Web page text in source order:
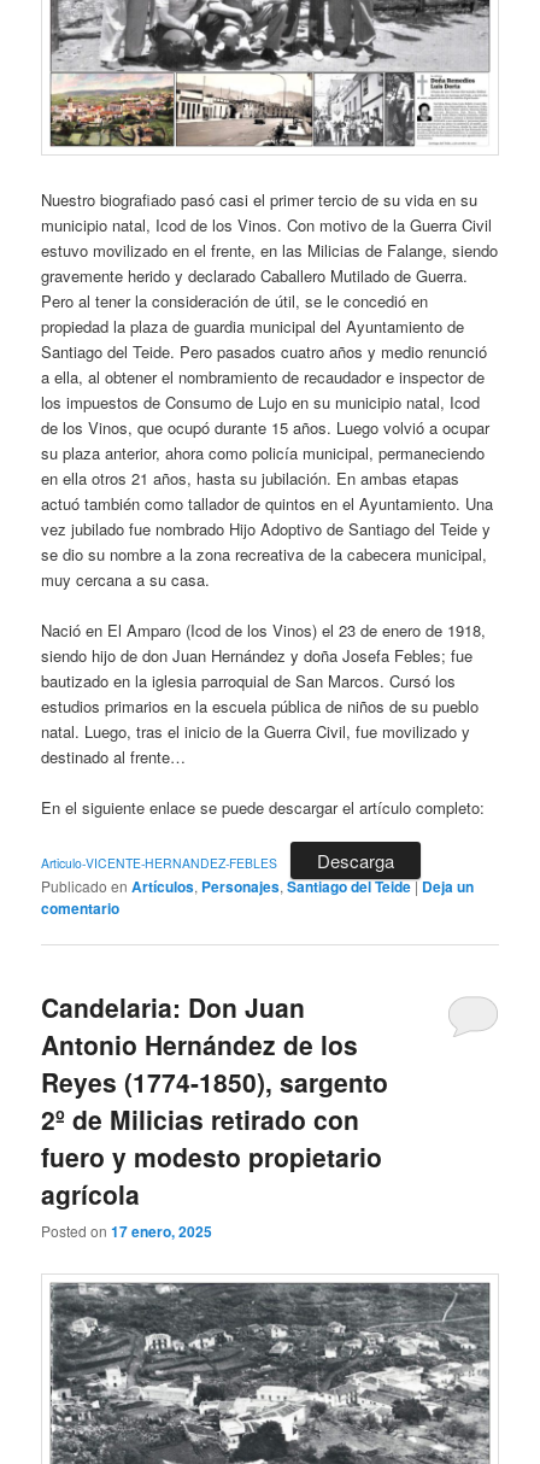
Nuestro biografiado pasó casi el primer tercio de su vida en su
municipio natal, Icod de los Vinos. Con motivo de la Guerra Civil
estuvo movilizado en el frente, en las Milicias de Falange, siendo
gravemente herido y declarado Caballero Mutilado de Guerra.
Pero al tener la consideración de útil, se le concedió en
propiedad la plaza de guardia municipal del Ayuntamiento de
Santiago del Teide. Pero pasados cuatro años y medio renunció
a ella, al obtener el nombramiento de recaudador e inspector de
los impuestos de Consumo de Lujo en su municipio natal, Icod
de los Vinos, que ocupó durante 15 años. Luego volvió a ocupar
su plaza anterior, ahora como policía municipal, permaneciendo
en ella otros 21 años, hasta su jubilación. En ambas etapas
actuó también como tallador de quintos en el Ayuntamiento. Una
vez jubilado fue nombrado Hijo Adoptivo de Santiago del Teide y
se dio su nombre a la zona recreativa de la cabecera municipal,
muy cercana a su casa.
Nació en El Amparo (Icod de los Vinos) el 23 de enero de 1918,
siendo hijo de don Juan Hernández y doña Josefa Febles; fue
bautizado en la iglesia parroquial de San Marcos. Cursó los
estudios primarios en la escuela pública de niños de su pueblo
natal. Luego, tras el inicio de la Guerra Civil, fue movilizado y
destinado al frente…
En el siguiente enlace se puede descargar el artículo completo:
Articulo-VICENTE-HERNANDEZ-FEBLES Descarga
Publicado en Artículos, Personajes,Santiago del Teide|Deja un
comentario
Candelaria: Don Juan
Antonio Hernández de los
Reyes (1774-1850), sargento
2º de Milicias retirado con
fuero y modesto propietario
agrícola
Posted on17 enero, 2025